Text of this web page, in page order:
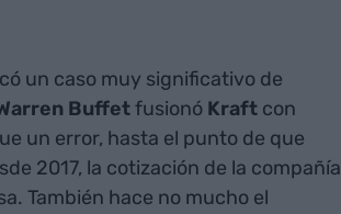
un caso muy significativo de
Buffetfusionó Kraftcon
un error, hasta el punto de que
2017, la cotización de la compañía
También hace no mucho el